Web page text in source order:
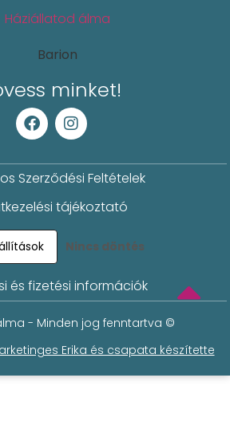
minket!
Szerződési Feltételek
tájékoztató
Nincs döntés
és fizetési információk
- Minden jog fenntartva ©
Erika és csapata készítette